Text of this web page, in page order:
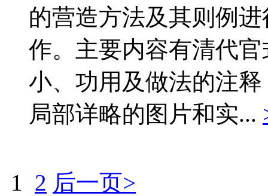
的营造方法及其则例
作。主要内容有清代
小、功用及做法的注
局部详略的图片和实...
1 2 后一页>